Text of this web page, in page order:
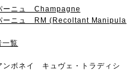
ーニュ Champagne
ーニュ RM (Recoltant Manipula
一覧
ボネイ キュヴェ・トラディシ